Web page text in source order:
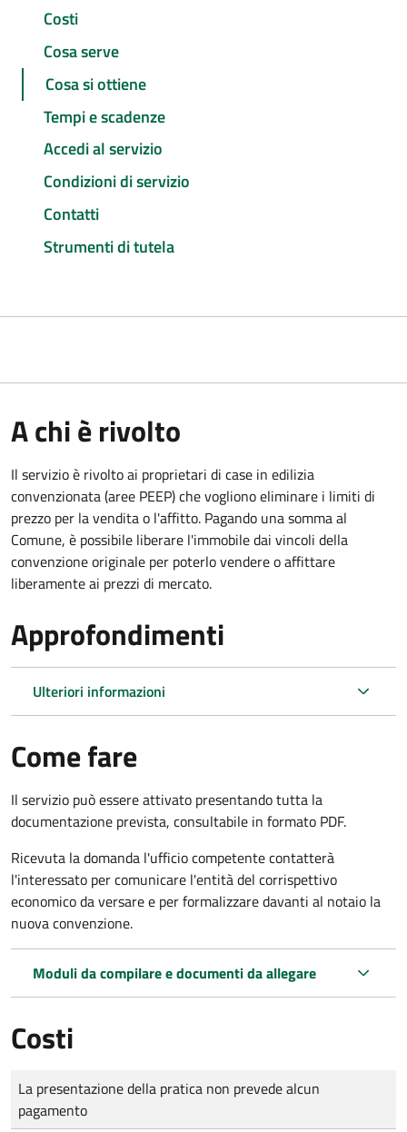
Costi
Cosa serve
Cosa si ottiene
Tempi e scadenze
Accedi al servizio
Condizioni di servizio
Contatti
Strumenti di tutela
A chi è rivolto
Il servizio è rivolto ai proprietari di case in edilizia
convenzionata (aree PEEP) che vogliono eliminare i limiti di
prezzo per la vendita o l'affitto. Pagando una somma al
Comune, è possibile liberare l'immobile dai vincoli della
convenzione originale per poterlo vendere o affittare
liberamente ai prezzi di mercato.
Approfondimenti
Ulteriori informazioni
Come fare
Il servizio può essere attivato presentando tutta la
documentazione prevista, consultabile in formato PDF.
Ricevuta la domanda l'ufficio competente contatterà
l'interessato per comunicare l'entità del corrispettivo
economico da versare e per formalizzare davanti al notaio la
nuova convenzione.
Moduli da compilare e documenti da allegare
Costi
Tipo di pagamento
Importo
La presentazione della pratica non prevede alcun
pagamento